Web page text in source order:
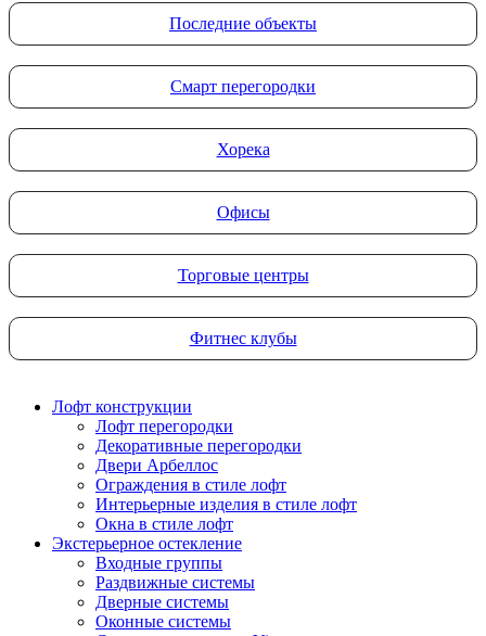
Последние объекты
Смарт перегородки
Хорека
Офисы
Торговые центры
Фитнес клубы
Лофт конструкции
Лофт перегородки
Декоративные перегородки
Двери Арбеллос
Ограждения в стиле лофт
Интерьерные изделия в стиле лофт
Окна в стиле лофт
Экстерьерное остекление
Входные группы
Раздвижные системы
Дверные системы
Оконные системы